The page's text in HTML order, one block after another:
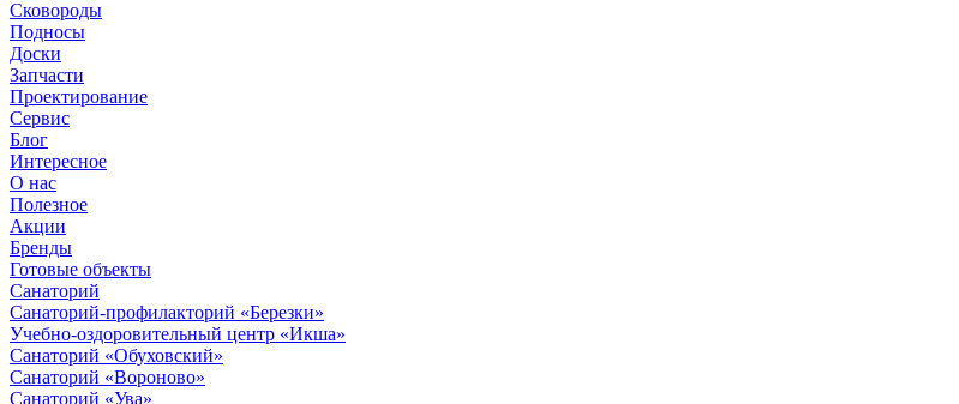
Сковороды
Подносы
Доски
Запчасти
Проектирование
Сервис
Блог
Интересное
О нас
Полезное
Акции
Бренды
Готовые объекты
Санаторий
Санаторий-профилакторий «Березки»
Учебно-оздоровительный центр «Икша»
Санаторий «Обуховский»
Санаторий «Вороново»
Санаторий «Ува»